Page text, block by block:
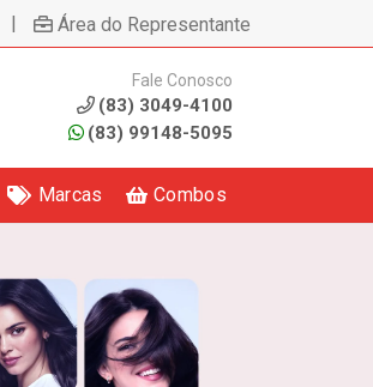
| Área do Representante
Fale Conosco
(83) 3049-4100
(83) 99148-5095
Marcas Combos